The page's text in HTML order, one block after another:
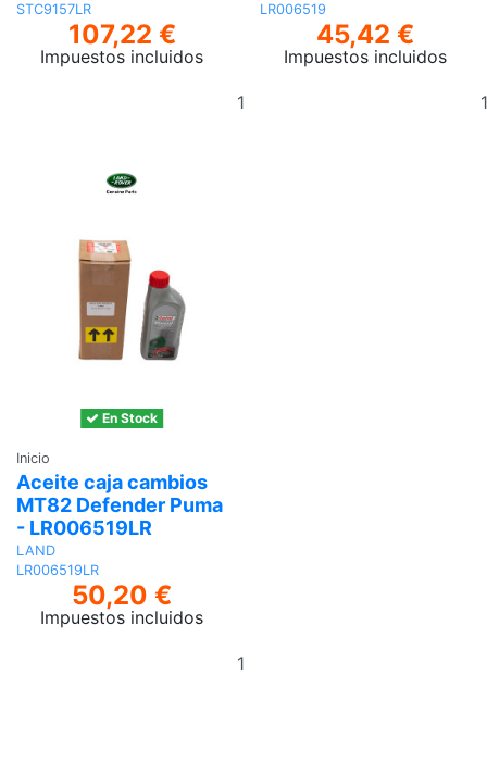
STC9157LR
107,22 €
Impuestos incluidos
LR006519
45,42 €
Impuestos incluidos
En Stock
Inicio
Aceite caja cambios
MT82 Defender Puma
- LR006519LR
LAND
LR006519LR
50,20 €
Impuestos incluidos